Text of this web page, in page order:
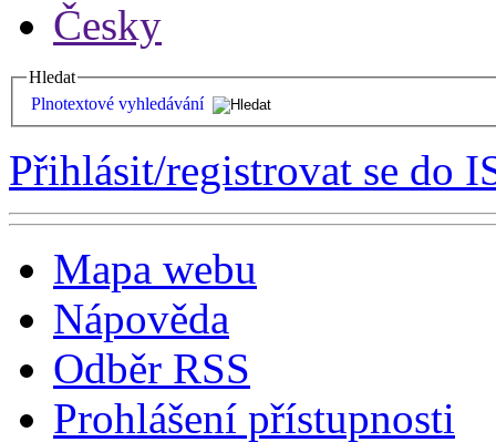
Česky
Hledat
Plnotextové vyhledávání
Přihlásit/registrovat se do
Mapa webu
Nápověda
Odběr RSS
Prohlášení přístupnosti